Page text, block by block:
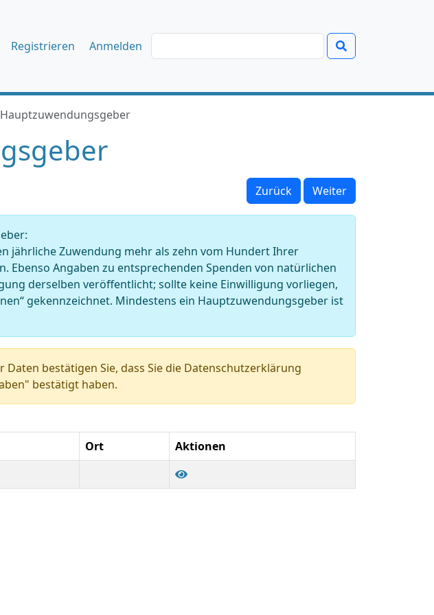
Registrieren Anmelden
Hauptzuwendungsgeber
Zurück Weiter
jährliche Zuwendung mehr als zehn vom Hundert Ihrer
Ebenso Angaben zu entsprechenden Spenden von natürlichen
derselben veröffentlicht; sollte keine Einwilligung vorliegen,
gekennzeichnet. Mindestens ein Hauptzuwendungsgeber ist
bestätigen Sie, dass Sie die Datenschutzerklärung
bestätigt haben.
Ort
Aktionen